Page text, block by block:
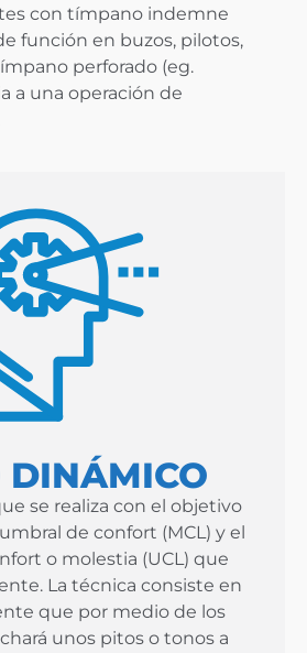
con tímpano indemne
función en buzos, pilotos,
perforado (eg.
a una operación de
DINÁMICO
se realiza con el objetivo
de confort (MCL) y el
o molestia (UCL) que
La técnica consiste en
que por medio de los
unos pitos o tonos a